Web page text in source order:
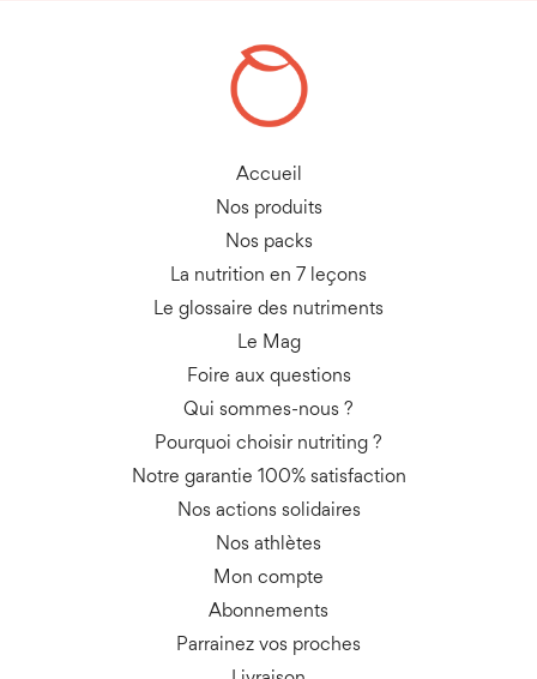
Accueil
Nos produits
Nos packs
La nutrition en 7 leçons
Le glossaire des nutriments
Le Mag
Foire aux questions
Qui sommes-nous ?
Pourquoi choisir nutriting ?
Notre garantie 100% satisfaction
Nos actions solidaires
Nos athlètes
Mon compte
Abonnements
Parrainez vos proches